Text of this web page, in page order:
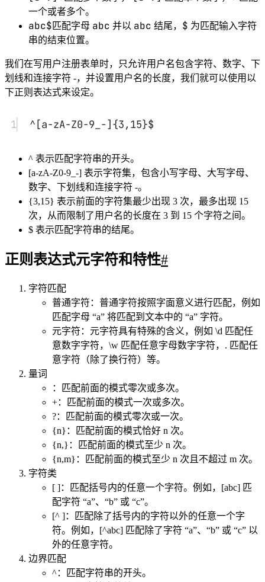
典型的搜索和替换操作要求您提供与预期的搜索结果匹配的确
切文本。虽然这种技术对于对静态文本执行简单搜索和替换任
务可能已经足够了，但它缺乏灵活性，若采用这种方法搜索动
通过使用正则表达式，可以：
查看字符串内是否出现电话号码模式或信用卡号码模
式。这称为数据验证。
本，完全删除该文本或者用其他文本替换它。
基于模式匹配从字符串中提取子字符串。 可以查找文档
内或输入域内特定的文本。
例如，您可能需要搜索整个网站，删除过时的材料，以及替换
某些 HTML 格式标记。在这种情况下，可以使用正则表达式
此过程将受影响的文件列表缩小到包含需要删除或更改的材料
的那些文件。然后可以使用正则表达式来删除过时的材料。最
后，可以使用正则表达式来搜索和替换标记。
应用领域#
目前，正则表达式已经在很多软件中得到广泛的应用，包括
*nix（Linux, Unix等）、HP 等操作系统，PHP、C#、Java 等
开发环境，以及很多的应用软件中，都可以看到正则表达式的
| 命令或环境 | . | [ ] | ^ | $ | ( ) | { } | ? | + | | | ( ) | | ---------- | - | --- | - |
- | ----- | ----------------------------------------------------------------------------
---- | - | - | - | --- | | vi | √ | √ | √ | √ | √ | | | | | | | Visual C++ | √ | √ | √ | √
| √ | | | | | | | awk | √ | √ | √ | √ | | awk是支持该语法的，只是要在命
令行加入 —posix or —re-interval参数即可，可见man awk中的
interval expression | √ | √ | √ | √ | | sed | √ | √ | √ | √ | √ | √ | | | | | |
delphi | √ | √ | √ | √ | √ | | √ | √ | √ | √ | | python | √ | √ | √ | √ | √ | √ | √
| √ | √ | √ | | java | √ | √ | √ | √ | √ | √ | √ | √ | √ | √ | | javascript | √ | √ |
√ | √ | √ | | √ | √ | √ | √ | | php | √ | √ | √ | √ | √ | | | | | | | perl | √ | √ | √ |
√ | √ | | √ | √ | √ | √ | | C# | √ | √ | √ | √ | | | √ | √ | √ | √ |
正则表达式 - 语法
正则表达式是一种用于匹配和操作文本的强大工具，它是由一